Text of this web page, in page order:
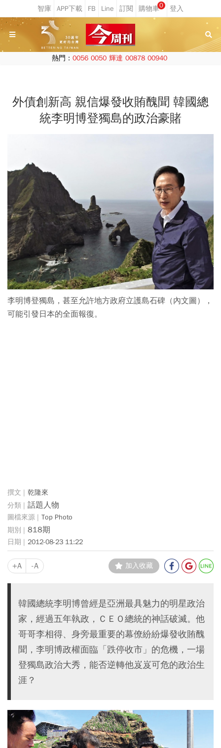
0
熱門： 0056 0050 輝達 00878 00940
外債創新高 親信爆發收賄醜聞 韓國總
統李明博登獨島的政治豪賭
李明博登獨島，甚至允許地方政府立護島石碑（內文圖），
可能引發日本的全面報復。
乾隆來
話題人物
Top Photo
818期
2012-08-23 11:22
+A -A 加入收藏
韓國總統李明博曾經是亞洲最具魅力的明星政治
家，經過五年執政，ＣＥＯ總統的神話破滅。他
哥哥李相得、身旁最重要的幕僚紛紛爆發收賄醜
聞，李明博政權面臨「跌停收市」的危機，一場
登獨島政治大秀，能否逆轉他岌岌可危的政治生
涯？